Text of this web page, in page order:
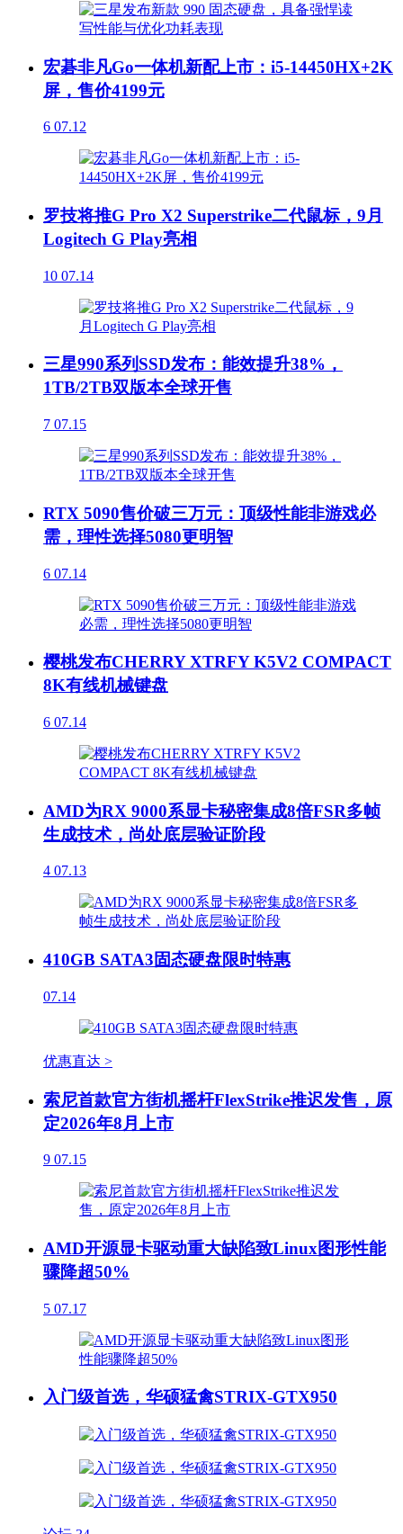
宏碁非凡Go一体机新配上市：i5-14450HX+2K
屏，售价4199元
6 07.12
罗技将推G Pro X2 Superstrike二代鼠标，9月
Logitech G Play亮相
10 07.14
三星990系列SSD发布：能效提升38%，
1TB/2TB双版本全球开售
7 07.15
RTX 5090售价破三万元：顶级性能非游戏必
需，理性选择5080更明智
6 07.14
樱桃发布CHERRY XTRFY K5V2 COMPACT
8K有线机械键盘
6 07.14
AMD为RX 9000系显卡秘密集成8倍FSR多帧
生成技术，尚处底层验证阶段
4 07.13
410GB SATA3固态硬盘限时特惠
07.14
优惠直达 >
索尼首款官方街机摇杆FlexStrike推迟发售，原
定2026年8月上市
9 07.15
AMD开源显卡驱动重大缺陷致Linux图形性能
骤降超50%
5 07.17
入门级首选，华硕猛禽STRIX-GTX950